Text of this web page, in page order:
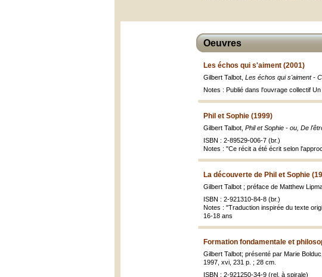
Oeuvres
Les échos qui s'aiment (2001)
Gilbert Talbot, Les échos qui s'aiment -
Notes : Publié dans l'ouvrage collectif
Phil et Sophie (1999)
Gilbert Talbot, Phil et Sophie - ou, De
ISBN : 2-89529-006-7 (br.)
Notes : "Ce récit a été écrit selon
La découverte de Phil et Sophie
Gilbert Talbot ; préface de Matthew
ISBN : 2-921310-84-8 (br.)
Notes : "Traduction inspirée du texte
16-18 ans
Formation fondamentale et
Gilbert Talbot; présenté par Marie Bolduc,
1997, xvi, 231 p. ; 28 cm.
ISBN : 2-921250-34-9 (rel. à spirale)